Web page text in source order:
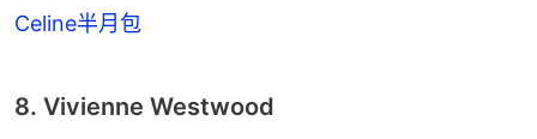
Celine半月包
8. Vivienne Westwood